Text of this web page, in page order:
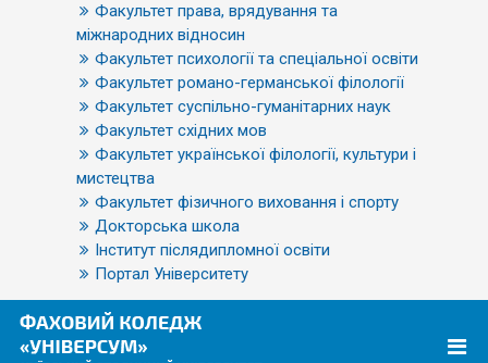
Факультет права, врядування та
міжнародних відносин
Факультет психології та спеціальної освіти
Факультет романо-германської філології
Факультет суспільно-гуманітарних наук
Факультет східних мов
Факультет української філології, культури і
мистецтва
Факультет фізичного виховання і спорту
Докторська школа
Інститут післядипломної освіти
Портал Університету